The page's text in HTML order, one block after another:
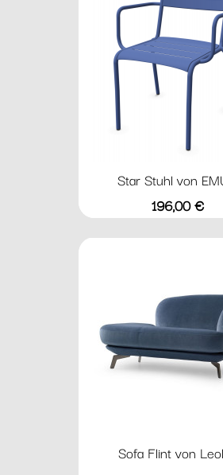
Star Stuhl von
Preis
196,00 €
Sofa Flint von